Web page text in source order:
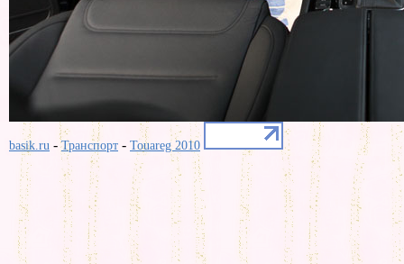
basik.ru -Транспорт - Touareg 2010